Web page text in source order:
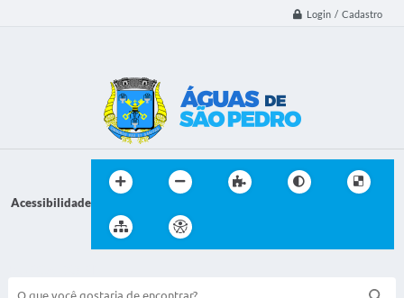
Login / Cadastro
Acessibilidade